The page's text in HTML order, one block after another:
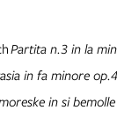
Partita n.3 in la
in fa minore
in si